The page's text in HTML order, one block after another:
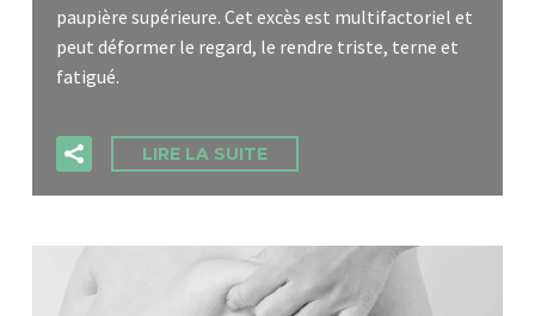
paupière supérieure. Cet excès est multifactoriel et
peut déformer le regard, le rendre triste, terne et
fatigué.
LIRE LA SUITE